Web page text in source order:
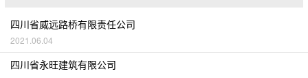
四川省威远路桥有限责任公司
2021.06.04
四川省永旺建筑有限公司